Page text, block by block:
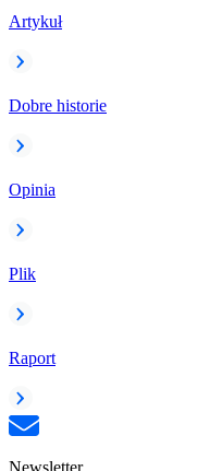
Artykuł
Dobre historie
Opinia
Plik
Raport
Newsletter